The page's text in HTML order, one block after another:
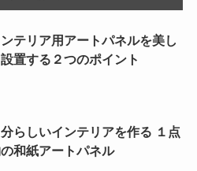
テリア用アートパネルを美し
設置する２つのポイント
らしいインテリアを作る １点
和紙アートパネル